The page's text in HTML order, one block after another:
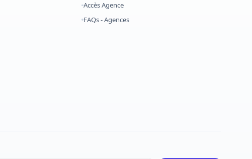
Accès Agence
FAQs - Agences